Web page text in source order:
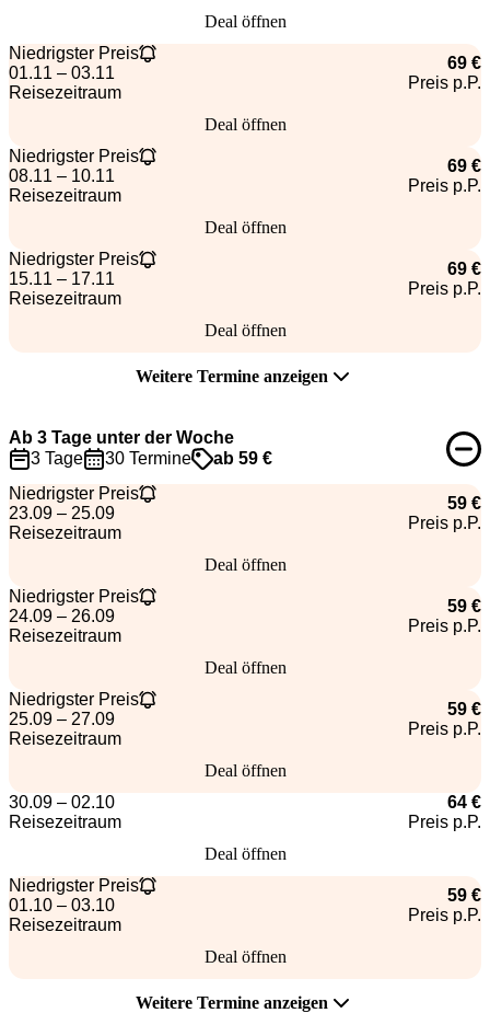
Deal öffnen
Niedrigster Preis
01.11 – 03.11
Reisezeitraum
69 €
Preis p.P.
Deal öffnen
Niedrigster Preis
08.11 – 10.11
Reisezeitraum
69 €
Preis p.P.
Deal öffnen
Niedrigster Preis
15.11 – 17.11
Reisezeitraum
69 €
Preis p.P.
Deal öffnen
Weitere Termine anzeigen
Ab 3 Tage unter der Woche
3 Tage
30 Termine
ab 59 €
Niedrigster Preis
23.09 – 25.09
Reisezeitraum
59 €
Preis p.P.
Deal öffnen
Niedrigster Preis
24.09 – 26.09
Reisezeitraum
59 €
Preis p.P.
Deal öffnen
Niedrigster Preis
25.09 – 27.09
Reisezeitraum
59 €
Preis p.P.
Deal öffnen
30.09 – 02.10
Reisezeitraum
64 €
Preis p.P.
Deal öffnen
Niedrigster Preis
01.10 – 03.10
Reisezeitraum
59 €
Preis p.P.
Deal öffnen
Weitere Termine anzeigen